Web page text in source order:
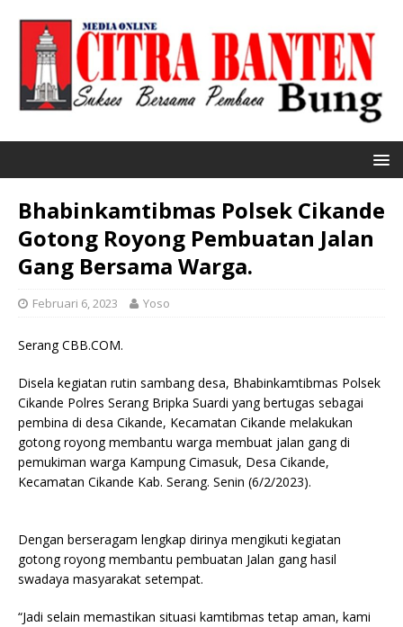
Bhabinkamtibmas Polsek Cikande
Gotong Royong Pembuatan Jalan
Gang Bersama Warga.
Februari 6, 2023 Yoso
Serang CBB.COM.
Disela kegiatan rutin sambang desa, Bhabinkamtibmas Polsek
Cikande Polres Serang Bripka Suardi yang bertugas sebagai
pembina di desa Cikande, Kecamatan Cikande melakukan
gotong royong membantu warga membuat jalan gang di
pemukiman warga Kampung Cimasuk, Desa Cikande,
Kecamatan Cikande Kab. Serang. Senin (6/2/2023).
Dengan berseragam lengkap dirinya mengikuti kegiatan
gotong royong membantu pembuatan Jalan gang hasil
swadaya masyarakat setempat.
“Jadi selain memastikan situasi kamtibmas tetap aman, kami